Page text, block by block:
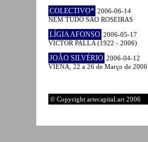
COLECTIVO* 2006-06-14
NEM TUDO SÃO ROSEIRAS
LÍGIA AFONSO 2006-05-17
VICTOR PALLA (1922 - 2006)
JOÃO SILVÉRIO 2006-04-12
VIENA, 22 a 26 de Março de 2006
© Copyright artecapital.art 2006